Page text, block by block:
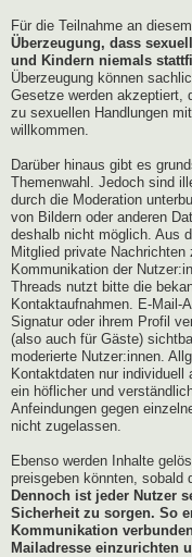
Für die Teilnahme an
Überzeugung, dass
und Kindern niemals
Überzeugung können
Gesetze werden akzeptiert,
zu sexuellen Handlungen
willkommen.
Darüber hinaus gibt es
Themenwahl. Jedoch sind
durch die Moderation
von Bildern oder anderen
deshalb nicht möglich. Aus
Mitglied private
Kommunikation der
Threads nutzt bitte die
Kontaktaufnahmen. E-Mail-
Signatur oder ihrem Profil
(also auch für Gäste)
moderierte Nutzer:innen.
Kontaktdaten nur
ein höflicher und
Anfeindungen gegen
nicht zugelassen.
Ebenso werden Inhalte
preisgeben könnten, sobald
Dennoch ist jeder Nutzer
Sicherheit zu sorgen. So
Kommunikation
Mailadresse einzurichten